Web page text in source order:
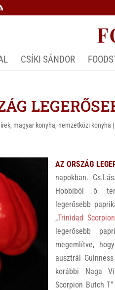
CSÍKI SÁNDOR
, magyar konyha, nemzetközi konyha
AZ ORSZÁG
napokban.
Hobbiból ő
legerősebb
„Trinidad
legerősebb
megemlítve,
ausztrál
korábbi Naga
Scorpion Butch